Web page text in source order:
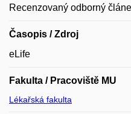
Recenzovaný odborný
Časopis / Zdroj
eLife
Fakulta / Pracoviště MU
Lékařská fakulta